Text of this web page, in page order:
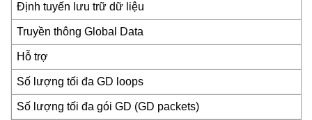
Định tuyến lưu trữ dữ liệu
Truyền thông Global Data
Hỗ trợ
Số lượng tối đa GD loops
Số lượng tối đa gói GD (GD packets)